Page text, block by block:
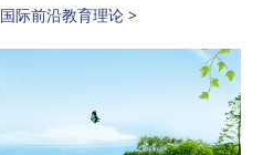
国际前沿教育理论 >